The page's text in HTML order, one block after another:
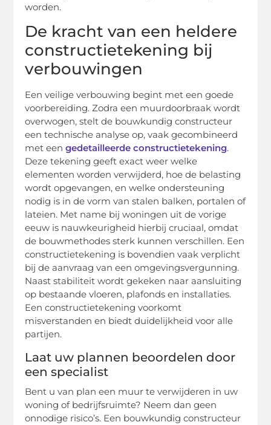
worden.
De kracht van een heldere
constructietekening bij
verbouwingen
Een veilige verbouwing begint met een goede
voorbereiding. Zodra een muurdoorbraak wordt
overwogen, stelt de bouwkundig constructeur
een technische analyse op, vaak gecombineerd
met eengedetailleerde constructietekening.
Deze tekening geeft exact weer welke
elementen worden verwijderd, hoe de belasting
wordt opgevangen, en welke ondersteuning
nodig is in de vorm van stalen balken, portalen of
lateien. Met name bij woningen uit de vorige
eeuw is nauwkeurigheid hierbij cruciaal, omdat
de bouwmethodes sterk kunnen verschillen. Een
constructietekening is bovendien vaak verplicht
bij de aanvraag van een omgevingsvergunning.
Naast stabiliteit wordt gekeken naar aansluiting
op bestaande vloeren, plafonds en installaties.
Een constructietekening voorkomt
misverstanden en biedt duidelijkheid voor alle
partijen.
Laat uw plannen beoordelen door
een specialist
Bent u van plan een muur te verwijderen in uw
woning of bedrijfsruimte? Neem dan geen
onnodige risico’s. Een bouwkundig constructeur